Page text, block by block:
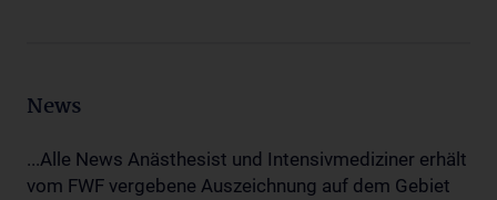
News
...Alle News Anästhesist und Intensivmediziner erhält
vom FWF vergebene Auszeichnung auf dem Gebiet